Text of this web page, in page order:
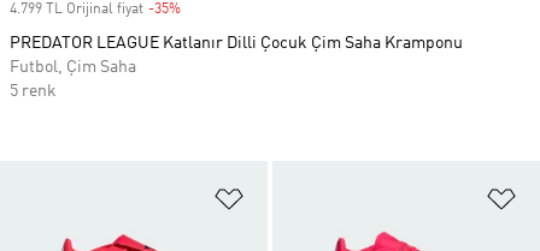
4.799 TL Orijinal fiyat -35%
PREDATOR LEAGUE Katlanır Dilli Çocuk Çim Saha Kramponu
Futbol, Çim Saha
5 renk